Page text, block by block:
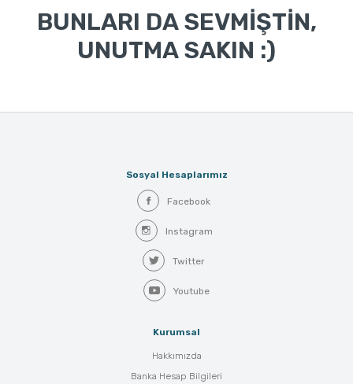
BUNLARI DA SEVMİŞTİN,
UNUTMA SAKIN :)
Sosyal Hesaplarımız
Facebook
Instagram
Twitter
Youtube
Kurumsal
Hakkımızda
Banka Hesap Bilgileri